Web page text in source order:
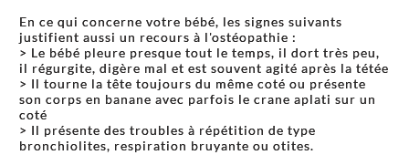
En ce qui concerne votre bébé, les signes suivants
justifient aussi un recours à l'ostéopathie :
> Le bébé pleure presque tout le temps, il dort très peu,
il régurgite, digère mal et est souvent agité après la tétée
> Il tourne la tête toujours du même coté ou présente
son corps en banane avec parfois le crane aplati sur un
coté
> Il présente des troubles à répétition de type
bronchiolites, respiration bruyante ou otites.